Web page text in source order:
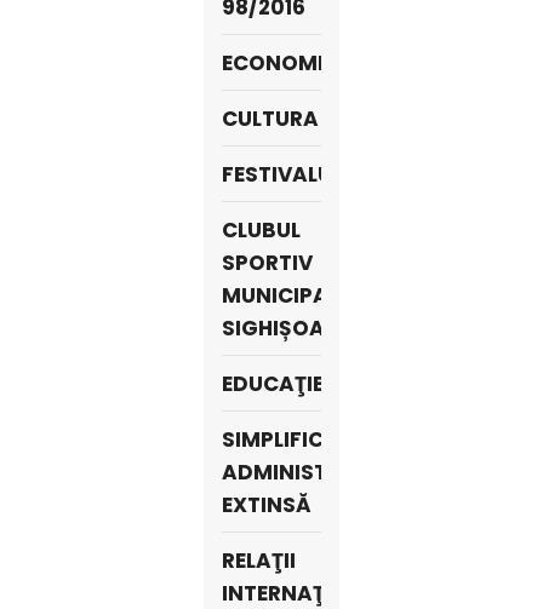
98/2016
ECONOMIE
CULTURA
FESTIVALURI
CLUBUL
SPORTIV
MUNICIPAL
SIGHIȘOARA
EDUCAŢIE
SIMPLIFICARE
ADMINISTRATIVĂ
EXTINSĂ
RELAŢII
INTERNAŢIONALE